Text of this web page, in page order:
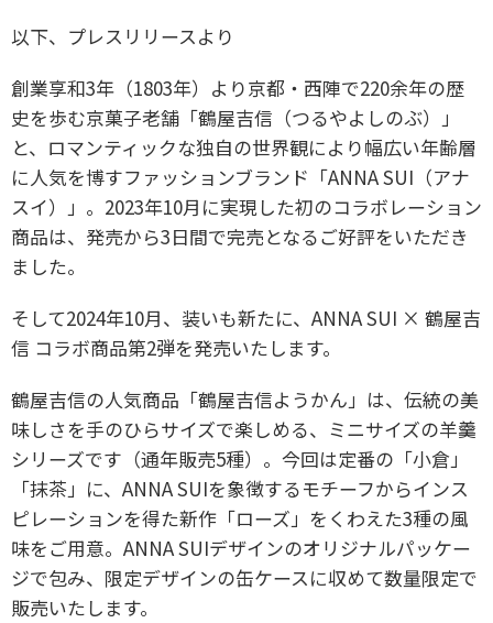
以下、プレスリリースより
創業享和3年（1803年）より京都・西陣で220余年の歴
史を歩む京菓子老舗「鶴屋吉信（つるやよしのぶ）」
と、ロマンティックな独自の世界観により幅広い年齢層
に人気を博すファッションブランド「ANNA SUI（アナ
スイ）」。2023年10月に実現した初のコラボレーション
商品は、発売から3日間で完売となるご好評をいただき
ました。
そして2024年10月、装いも新たに、ANNA SUI × 鶴屋吉
信 コラボ商品第2弾を発売いたします。
鶴屋吉信の人気商品「鶴屋吉信ようかん」は、伝統の美
味しさを手のひらサイズで楽しめる、ミニサイズの羊羹
シリーズです（通年販売5種）。今回は定番の「小倉」
「抹茶」に、ANNA SUIを象徴するモチーフからインス
ピレーションを得た新作「ローズ」をくわえた3種の風
味をご用意。ANNA SUIデザインのオリジナルパッケー
ジで包み、限定デザインの缶ケースに収めて数量限定で
販売いたします。